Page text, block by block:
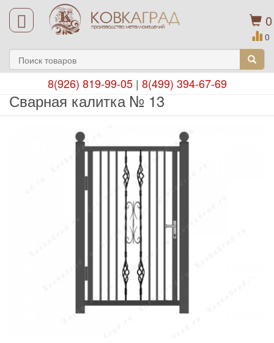
0
0
8(926) 819-99-05| 8(499) 394-67-69
Сварная калитка № 13